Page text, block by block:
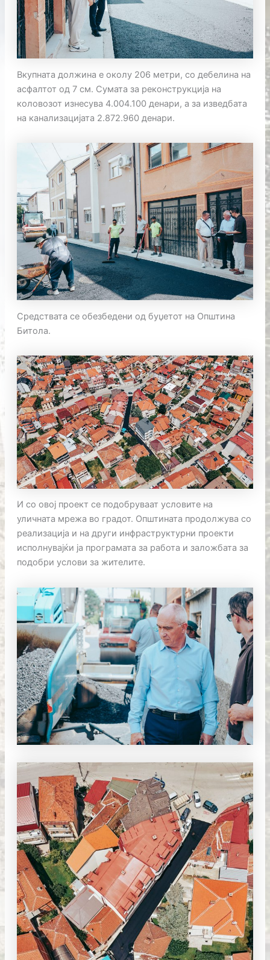
Вкупната должина е околу 206 метри, со дебелина на
асфалтот од 7 см. Сумата за реконструкција на
коловозот изнесува 4.004.100 денари, а за изведбата
на канализацијата 2.872.960 денари.
Средствата се обезбедени од буџетот на Општина
Битола.
И со овој проект се подобруваат условите на
уличната мрежа во градот. Општината продолжува со
реализација и на други инфраструктурни проекти
исполнувајќи ја програмата за работа и заложбата за
подобри услови за жителите.